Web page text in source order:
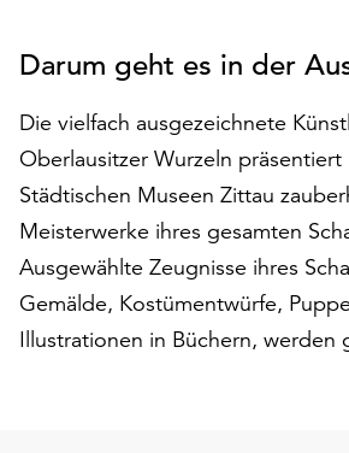
„Alle
akzeptieren“,
um
alle
Cookies
zu
akzeptieren.
Sie
können
Ihr
Einverständnis
Darum geht es in der
Die vielfach ausgezeichnete
Oberlausitzer Wurzeln präsentiert
Städtischen Museen Zittau
Meisterwerke ihres gesamten
Ausgewählte Zeugnisse ihres
Gemälde, Kostümentwürfe,
Illustrationen in Büchern, werden